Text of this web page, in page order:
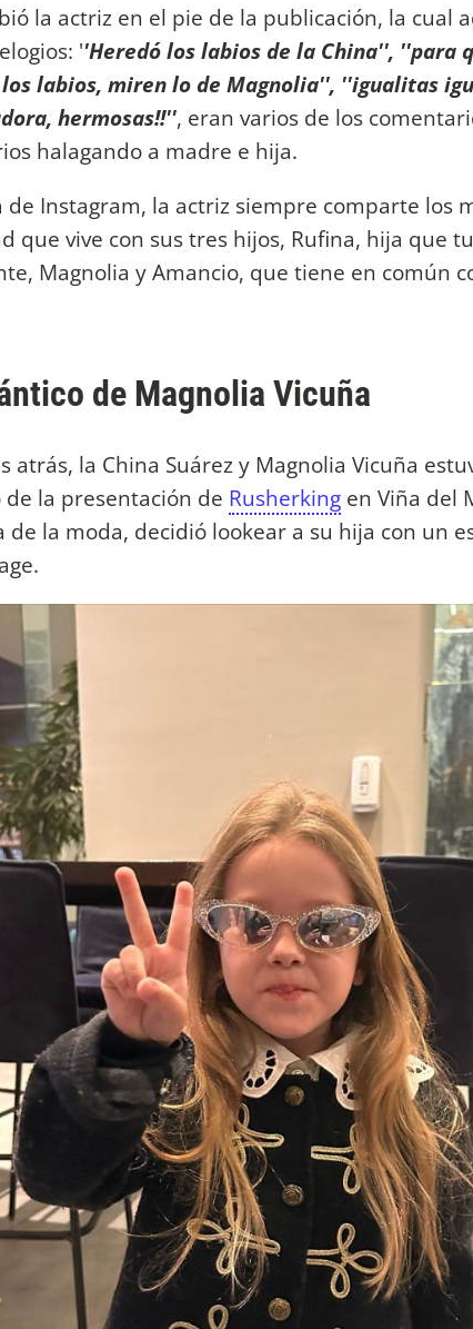
la actriz en el pie de la publicación, la cual
''Heredó los labios de la China'', ''para
labios, miren lo de Magnolia'', ''igualitas
hermosas!!'', eran varios de los
halagando a madre e hija.
de Instagram, la actriz siempre comparte los
que vive con sus tres hijos, Rufina, hija que
Magnolia y Amancio, que tiene en común
de Magnolia Vicuña
atrás, la China Suárez y Magnolia Vicuña
la presentación de Rusherking en Viña del
de la moda, decidió lookear a su hija con un